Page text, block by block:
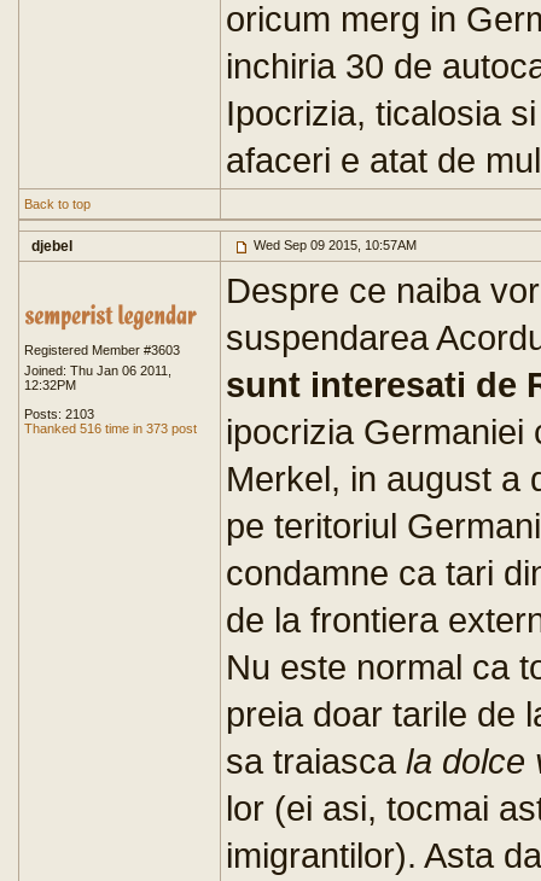
oricum merg in
inchiria 30 de
Ipocrizia, ticalosia
afaceri e atat de
Back to top
djebel Wed Sep 09 2015, 10:57AM
Registered Member #3603
Joined: Thu Jan 06 2011,
12:32PM
Posts: 2103
Thanked 516 time in 373 post
Despre ce naiba
suspendarea
sunt interesati de
ipocrizia Germaniei
Merkel, in august a
pe teritoriul
condamne ca tari
de la frontiera
Nu este normal ca
preia doar tarile de
sa traiasca la dolce
lor (ei asi, tocmai
imigrantilor). Asta